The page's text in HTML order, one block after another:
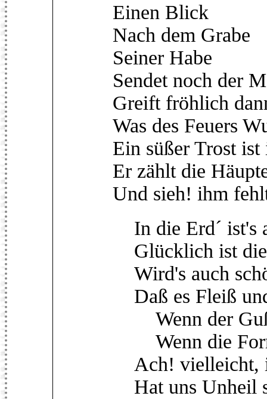
Einen Blick
Nach dem Grabe
Seiner Habe
Sendet noch der
Greift fröhlich
Was des Feuers
Ein süßer Trost
Er zählt die
Und sieh! ihm
In die Erd´ ist's
Glücklich ist
Wird's auch
Daß es Fleiß
Wenn der
Wenn die
Ach! vielleicht,
Hat uns Unheil